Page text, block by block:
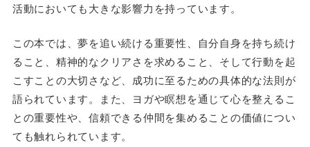
活動においても大きな影響力を持っています。
この本では、夢を追い続ける重要性、自分自身を持ち続け
ること、精神的なクリアさを求めること、そして行動を起
こすことの大切さなど、成功に至るための具体的な法則が
語られています。また、ヨガや瞑想を通じて心を整えるこ
との重要性や、信頼できる仲間を集めることの価値につい
ても触れられています。